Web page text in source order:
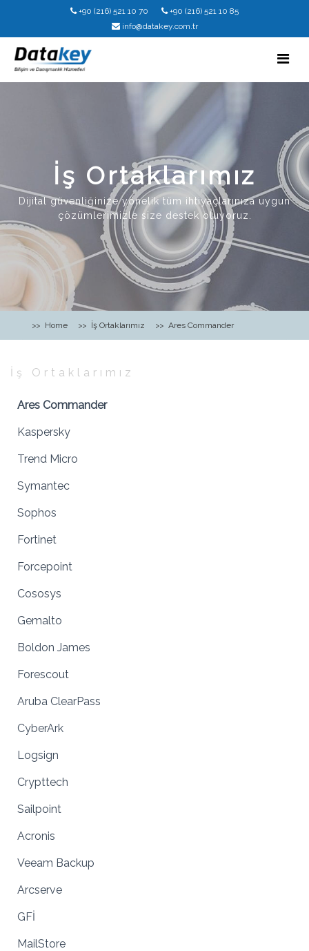
+90 (216) 521 10 70
+90 (216) 521 10 85
info@datakey.com.tr
İş Ortaklarımız
Dijital güvenliğinize yönelik tüm ihtiyaçlarınıza uygun
çözümlerimizle size destek oluyoruz.
Home İş Ortaklarımız Ares Commander
İş Ortaklarımız
Ares Commander
Kaspersky
Trend Micro
Symantec
Sophos
Fortinet
Forcepoint
Cososys
Gemalto
Boldon James
Forescout
Aruba ClearPass
CyberArk
Logsign
Crypttech
Sailpoint
Acronis
Veeam Backup
Arcserve
GFİ
MailStore